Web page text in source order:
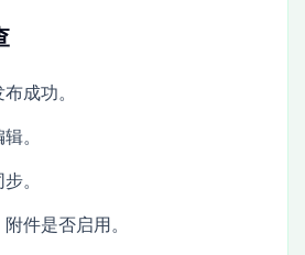
成功。
。
。
件是否启用。